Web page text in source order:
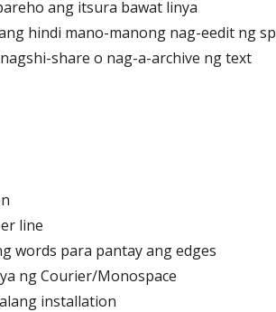
ang itsura bawat linya
hindi mano-manong nag-eedit ng
share o nag-a-archive ng text
line
words para pantay ang edges
ng Courier/Monospace
installation